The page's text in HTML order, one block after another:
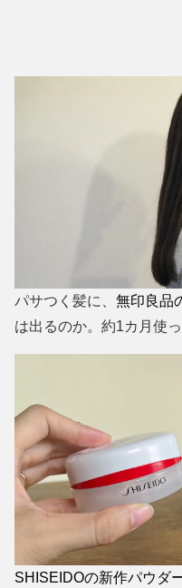
パサつく髪に、 無印良品
は出るのか。約1カ月使
SHISEIDOの新作パウダ